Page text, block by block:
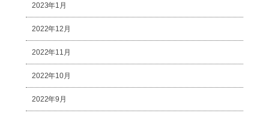
2023年1月
2022年12月
2022年11月
2022年10月
2022年9月